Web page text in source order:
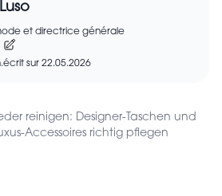
et directrice générale
écrit sur 22.05.2026
reinigen: Designer-Taschen und
Accessoires richtig pflegen